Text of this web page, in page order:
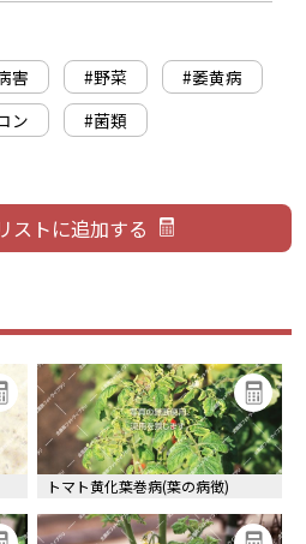
害 #野菜
#萎黄病
ン #菌類
トマト黄化葉巻病(葉の病徴)